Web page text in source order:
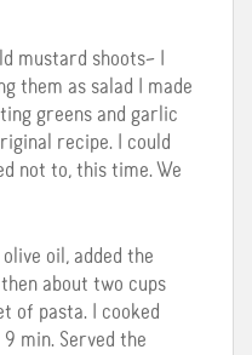
mustard shoots– I
them as salad I made
greens and garlic
recipe. I could
not to, this time. We
oil, added the
about two cups
of pasta. I cooked
min. Served the